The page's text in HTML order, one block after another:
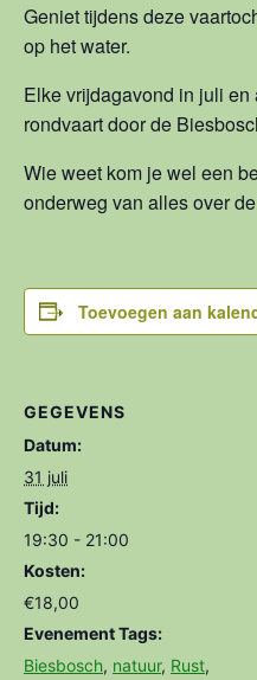
Geniet tijdens deze
op het water.
Elke vrijdagavond in juli
rondvaart door de
Wie weet kom je wel een
onderweg van alles over
Toevoegen aan
GEGEVENS
Datum:
31 juli
Tijd:
19:30 - 21:00
Kosten:
€18,00
Evenement Tags:
Biesbosch, natuur, Rust,